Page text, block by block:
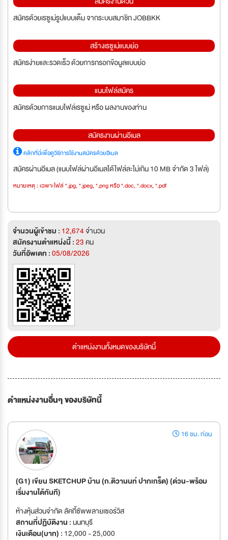
สมัครด้วยเรซูเม่รูปแบบเต็ม จากระบบสมาชิก JOBBKK
สร้างเรซูเม่แบบย่อ
สมัครง่ายและรวดเร็ว ด้วยการกรอกข้อมูลแบบย่อ
แนบไฟล์สมัคร
สมัครด้วยการแนบไฟล์เรซูเม่ หรือ ผลงานของท่าน
สมัครงานผ่านอีเมล
คลิกที่นี่เพื่อดูวิธีการใช้งานสมัครด้วยอีเมล
สมัครผ่านอีเมล (แนบไฟล์ผ่านอีเมลได้ไฟล์ละไม่เกิน 10 MB จำกัด 3 ไฟล์)
หมายเหตุ : เฉพาะไฟล์ *.jpg, *.jpeg, *.png หรือ *.doc, *.docx, *.pdf
จำนวนผู้เข้าชม : 12,674จำนวน
สมัครงานตำแหน่งนี้ :23คน
วันที่อัพเดท :05/08/2026
ตำแหน่งงานทั้งหมดของบริษัทนี้
ตำแหน่งงานอื่นๆ ของบริษัทนี้
16 ชม. ก่อน
(G1) เขียน SKETCHUP บ้าน (ถ.ติวานนท์ ปากเกร็ด) (ด่วน-พร้อม
เริ่มงานได้ทันที)
ห้างหุ้นส่วนจำกัด ลัคกี้ซัพพลายเซอร์วิส
สถานที่ปฏิบัติงาน :นนทบุรี
เงินเดือน(บาท) : 12,000 - 25,000